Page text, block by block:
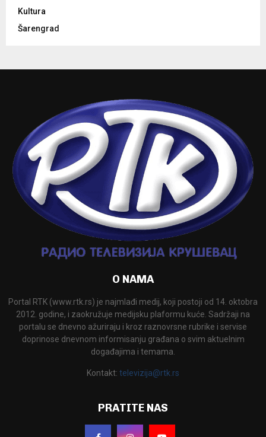
Kultura
Šarengrad
O NAMA
Portal RTK (www.rtk.rs) je najmlađi medij, koji postoji od 14. oktobra
2012. godine, i zaokružuje medijsku plaformu kuće. Sadržaji na
portalu se dnevno ažuriraju i kroz raznovrsne rubrike i servise
doprinose dnevnom informisanju građana o svim aktuelnim
događajima i temama.
Kontakt: televizija@rtk.rs
PRATITE NAS